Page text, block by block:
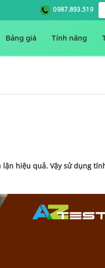
0987.893.519
Bảng giá Tính năng
hiệu quả. Vậy sử dụng